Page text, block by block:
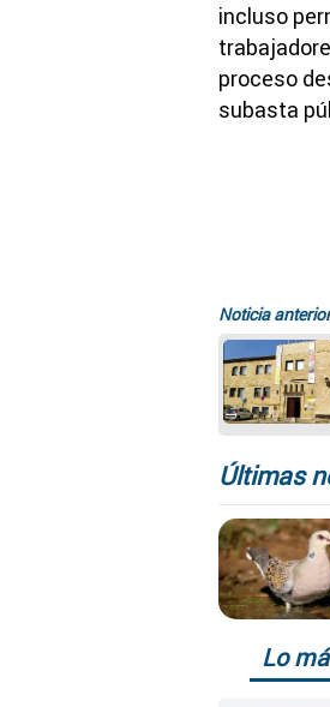
incluso
proceso
subasta
Noticia anterior
Últimas
Lo